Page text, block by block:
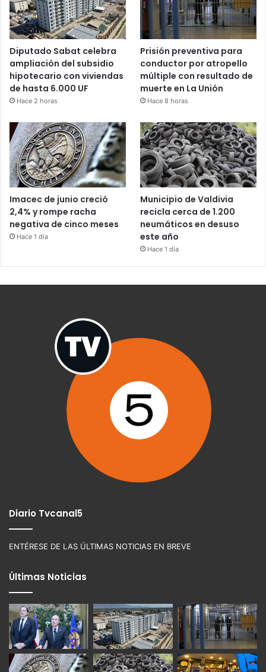
Diputado Sabat celebra
ampliación del subsidio
hipotecario con viviendas
de hasta 6.000 UF
Hace 2 horas
Prisión preventiva para
conductor por atropello
múltiple con resultado de
muerte en La Unión
Hace 8 horas
Imacec de junio creció
2,4% y rompe racha
negativa de cinco meses
Hace 1 día
Municipio de Valdivia
recicla cerca de 1.200
neumáticos en desuso
este año
Hace 1 día
Diario Tvcanal5
ENTÉRESE DE LAS ÚLTIMAS NOTICIAS EN BREVE
Últimas Noticias